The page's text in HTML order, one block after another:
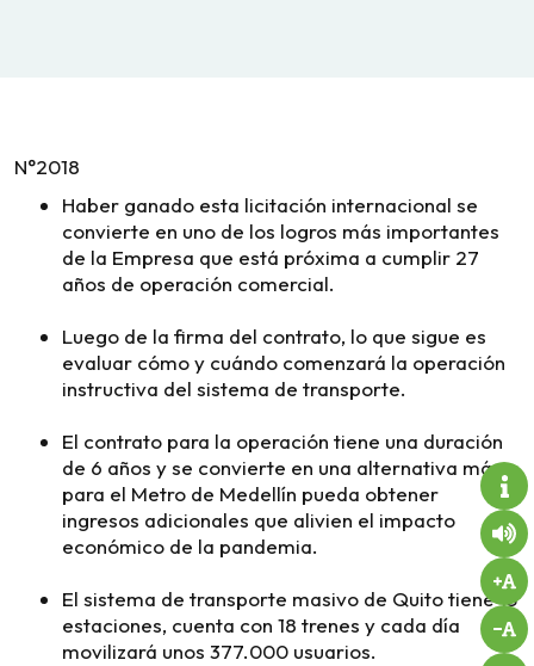
N°2018
Haber ganado esta licitación internacional se
convierte en uno de los logros más importantes
de la Empresa que está próxima a cumplir 27
años de operación comercial.
Luego de la firma del contrato, lo que sigue es
evaluar cómo y cuándo comenzará la operación
instructiva del sistema de transporte.
El contrato para la operación tiene una duración
de 6 años y se convierte en una alternativa más
para el Metro de Medellín pueda obtener
ingresos adicionales que alivien el impacto
económico de la pandemia.
El sistema de transporte masivo de Quito tiene 15
estaciones, cuenta con 18 trenes y cada día
movilizará unos 377.000 usuarios.